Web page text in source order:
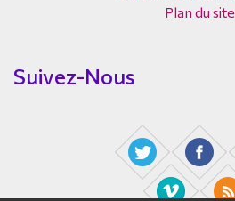
Plan du site
Suivez-Nous